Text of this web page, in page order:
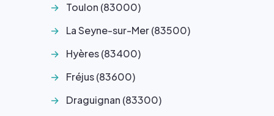
Toulon (83000)
La Seyne-sur-Mer (83500)
Hyères (83400)
Fréjus (83600)
Draguignan (83300)